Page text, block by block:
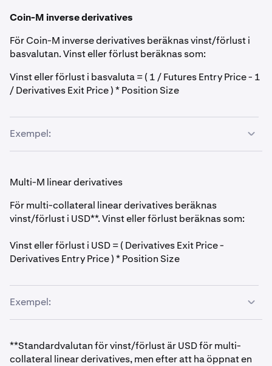
Coin-M inverse derivatives
För Coin-M inverse derivatives beräknas vinst/förlust i
basvalutan. Vinst eller förlust beräknas som:
Vinst eller förlust i basvaluta = ( 1 / Futures Entry Price - 1
/ Derivatives Exit Price ) * Position Size
Exempel:
marginalkontot för Ether-Dollar Futures
Köp 10 000 derivat till 2 500 USD per ETH
Sälj 10 000 derivat till 2 800 USD per ETH.
Vinsten är ( 1 / 2 500 - 1 / 2 800 ) * 10 000 = 0,42857 ETH
Multi-M linear derivatives
För multi-collateral linear derivatives beräknas
vinst/förlust i USD**. Vinst eller förlust beräknas som:
Vinst eller förlust i USD = ( Derivatives Exit Price -
Derivatives Entry Price ) * Position Size
Exempel:
till marginalplånboken för Multi-Collateral
**Standardvalutan för vinst/förlust är USD för multi-
collateral linear derivatives, men efter att ha öppnat en